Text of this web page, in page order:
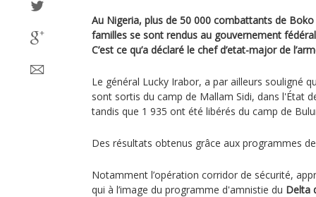
Au Nigeria, plus de 50 000 combattants de
familles se sont rendus au gouvernement
C’est ce qu’a déclaré le chef d’etat-major de
Le général Lucky Irabor, a par ailleurs souligné
sont sortis du camp de Mallam Sidi, dans l'État
tandis que 1 935 ont été libérés du camp de
Des résultats obtenus grâce aux programmes
Notamment l’opération corridor de sécurité,
qui à l’image du programme d'amnistie du Delta